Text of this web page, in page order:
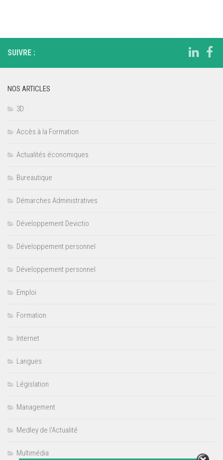
SUIVRE :
NOS ARTICLES
3D
Accès à la Formation
Actualités économiques
Bureautique
Démarches Administratives
Développement Devictio
Développement personnel
Développement personnel
Emploi
Formation
Internet
Langues
Législation
Management
Medley de l'Actualité
Multimédia